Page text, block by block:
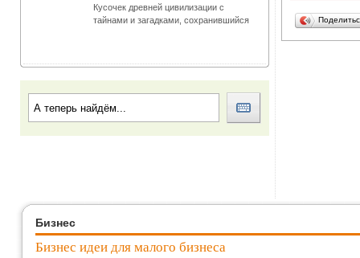
Кусочек древней цивилизации с
тайнами и загадками, сохранившийся
Бизнес
Бизнес идеи для малого бизнеса